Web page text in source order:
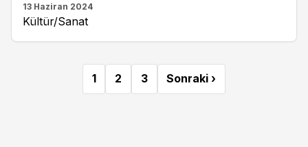
13 Haziran 2024
Kültür/Sanat
1 2 3 Sonraki ›